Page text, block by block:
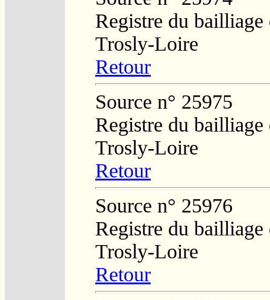
Registre du bailliage
Trosly-Loire
Retour
Source n° 25975
Registre du bailliage
Trosly-Loire
Retour
Source n° 25976
Registre du bailliage
Trosly-Loire
Retour